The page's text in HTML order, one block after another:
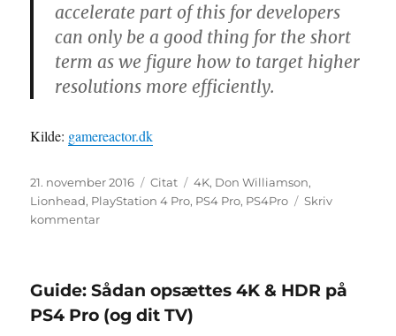
accelerate part of this for developers
can only be a good thing for the short
term as we figure how to target higher
resolutions more efficiently.
Kilde: gamereactor.dk
Udgivet
21. november 2016 Format
Citat Tags
4K, Don Williamson,
Lionhead, PlayStation 4 Pro, PS4 Pro, PS4Pro
Skriv
kommentartil
roser
4K-
Guide: Sådan opsættes 4K & HDR på
PS4 Pro (og dit TV)